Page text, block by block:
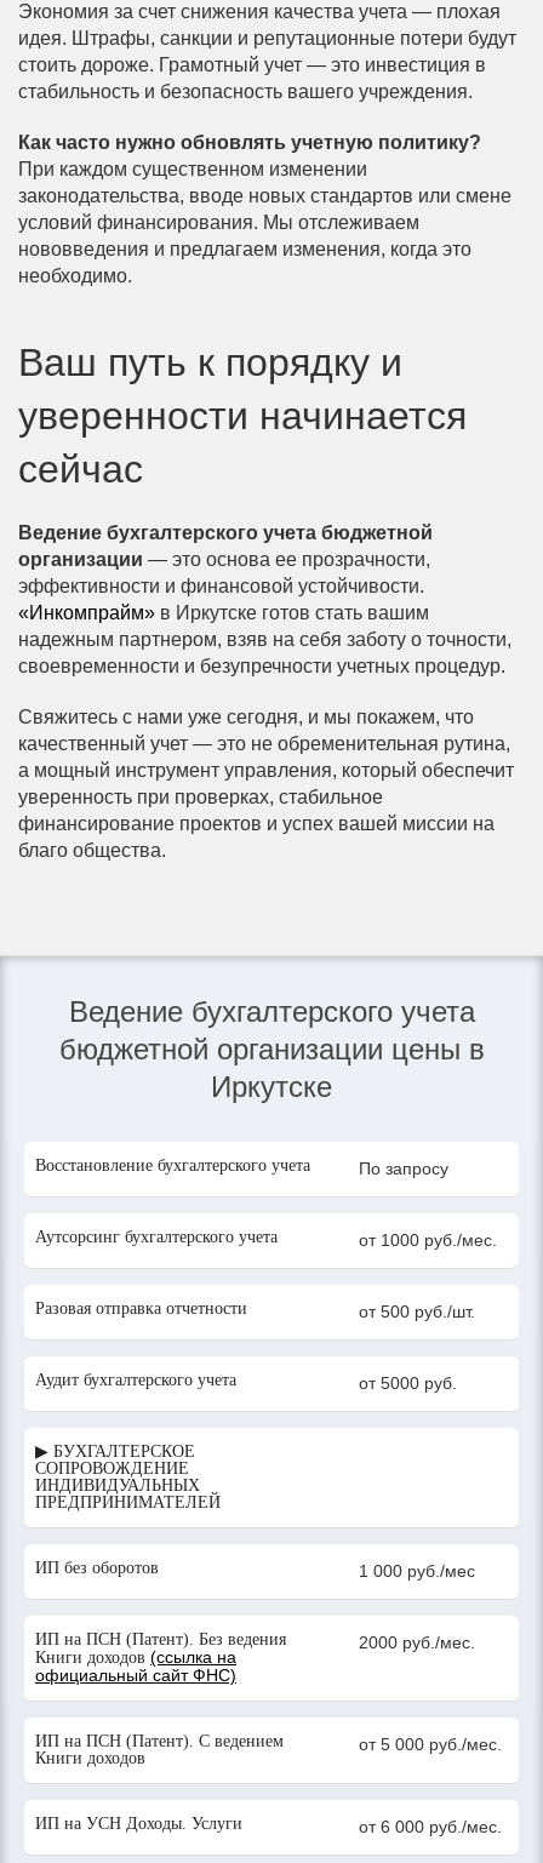
Экономия за счет снижения качества учета — плохая
идея. Штрафы, санкции и репутационные потери будут
стоить дороже. Грамотный учет — это инвестиция в
стабильность и безопасность вашего учреждения.
Как часто нужно обновлять учетную политику?
При каждом существенном изменении
законодательства, вводе новых стандартов или смене
условий финансирования. Мы отслеживаем
нововведения и предлагаем изменения, когда это
необходимо.
Ваш путь к порядку и
уверенности начинается
сейчас
Ведение бухгалтерского учета бюджетной
организации — это основа ее прозрачности,
эффективности и финансовой устойчивости.
«Инкомпрайм» в Иркутске готов стать вашим
надежным партнером, взяв на себя заботу о точности,
своевременности и безупречности учетных процедур.
Свяжитесь с нами уже сегодня, и мы покажем, что
качественный учет — это не обременительная рутина,
а мощный инструмент управления, который обеспечит
уверенность при проверках, стабильное
финансирование проектов и успех вашей миссии на
благо общества.
Ведение бухгалтерского учета
бюджетной организации цены в
Иркутске
Восстановление бухгалтерского учета По запросу
Аутсорсинг бухгалтерского учета от 1000 руб./мес.
Разовая отправка отчетности от 500 руб./шт.
Аудит бухгалтерского учета от 5000 руб.
▶ БУХГАЛТЕРСКОЕ
СОПРОВОЖДЕНИЕ
ИНДИВИДУАЛЬНЫХ
ПРЕДПРИНИМАТЕЛЕЙ
ИП без оборотов 1 000 руб./мес
ИП на ПСН (Патент). Без ведения
Книги доходов (ссылка на
официальный сайт ФНС)
2000 руб./мес.
ИП на ПСН (Патент). С ведением
Книги доходов
от 5 000 руб./мес.
ИП на УСН Доходы. Услуги от 6 000 руб./мес.